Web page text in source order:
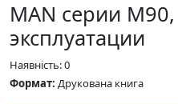
MAN серии
эксплуатации
Наявність: 0
Формат: Друкована книга